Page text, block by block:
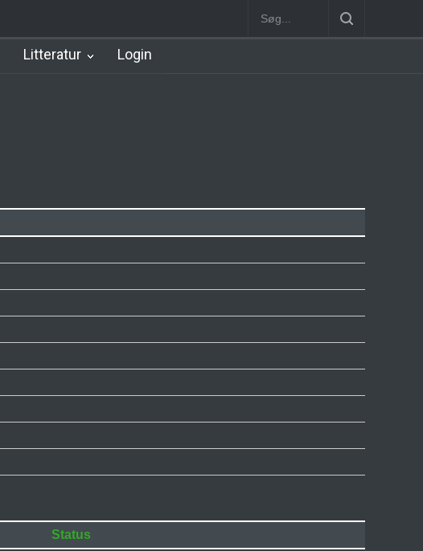
Nørrebro B Station [1886-1930] Nørrebro A Station
Litteratur Login
Status